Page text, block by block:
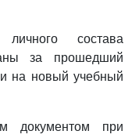
состава
за прошедший
на новый учебный
документом при